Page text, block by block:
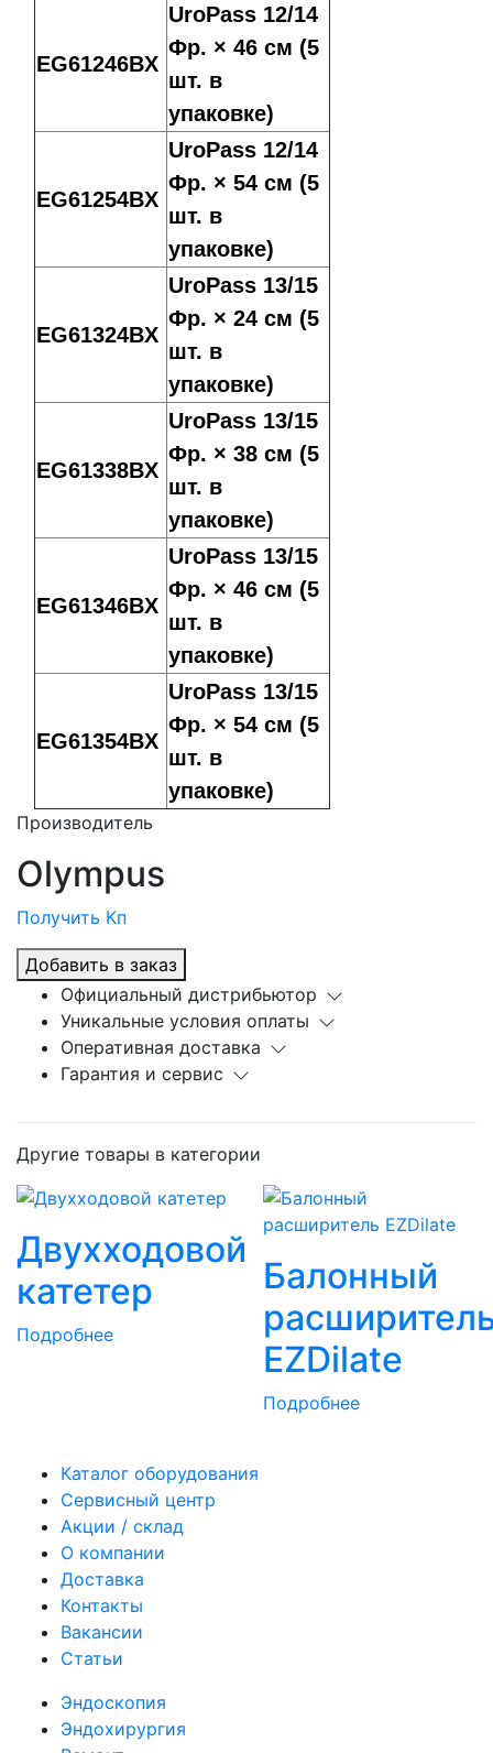
EG61246BX
UroPass 12/14
Фр. × 46 см (5
шт. в
упаковке)
EG61254BX
UroPass 12/14
Фр. × 54 см (5
шт. в
упаковке)
EG61324BX
UroPass 13/15
Фр. × 24 см (5
шт. в
упаковке)
EG61338BX
UroPass 13/15
Фр. × 38 см (5
шт. в
упаковке)
EG61346BX
UroPass 13/15
Фр. × 46 см (5
шт. в
упаковке)
EG61354BX
UroPass 13/15
Фр. × 54 см (5
шт. в
упаковке)
Производитель
Olympus
Получить Кп
Добавить в заказ
Официальный дистрибьютор
Уникальные условия оплаты
Оперативная доставка
Гарантия и сервис
Другие товары в категории
Двухходовой
катетер
Подробнее
Балонный
EZDilate
Подробнее
Каталог оборудования
Сервисный центр
Акции / склад
О компании
Доставка
Контакты
Вакансии
Статьи
Эндоскопия
Эндохирургия